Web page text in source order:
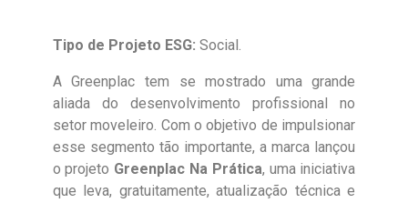
Tipo de Projeto ESG: Social.
A Greenplac tem se mostrado uma grande
aliada do desenvolvimento profissional no
setor moveleiro. Com o objetivo de impulsionar
esse segmento tão importante, a marca lançou
o projeto Greenplac Na Prática, uma iniciativa
que leva, gratuitamente, atualização técnica e